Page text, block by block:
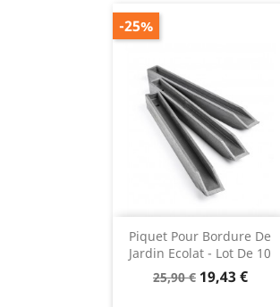
Piquet Pour Bordure De
Jardin Ecolat - Lot De 10
Prix
25,90 € Prix
19,43 €
-25%